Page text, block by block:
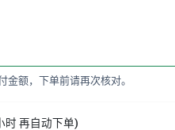
额，下单前请再次核对。
时 再自动下单)